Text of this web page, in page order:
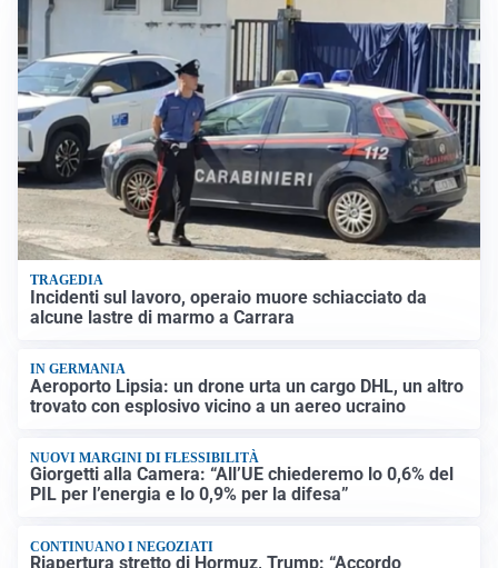
TRAGEDIA
Incidenti sul lavoro, operaio muore schiacciato da
alcune lastre di marmo a Carrara
IN GERMANIA
Aeroporto Lipsia: un drone urta un cargo DHL, un altro
trovato con esplosivo vicino a un aereo ucraino
NUOVI MARGINI DI FLESSIBILITÀ
Giorgetti alla Camera: “All’UE chiederemo lo 0,6% del
PIL per l’energia e lo 0,9% per la difesa”
CONTINUANO I NEGOZIATI
Riapertura stretto di Hormuz, Trump: “Accordo